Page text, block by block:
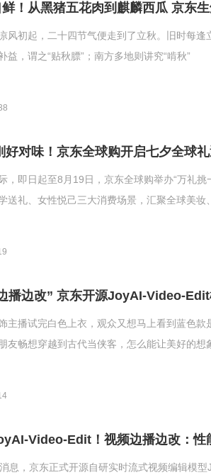
！从黑猪五花肉到麒麟西瓜 京东
风初起，二十四节气便走到了立秋。旧时每逢
益，谓之“贴秋膘”；南方多地则讲究“啃秋”
好对味！京东全球购开启七夕全球
，即日起至8月19日，京东全球购举办“万礼
送礼、女性悦己三大消费场景，汇聚全球美妆
播边改” 京东开源JoyAI-Video-
主播试完白色上衣，观众又想马上看到蓝色
友畅想穿越到古代当侠客，怎么能让美好的想
Video-Edit！视频边播边改：性
息，京东正式开源自研实时流式视频编辑模